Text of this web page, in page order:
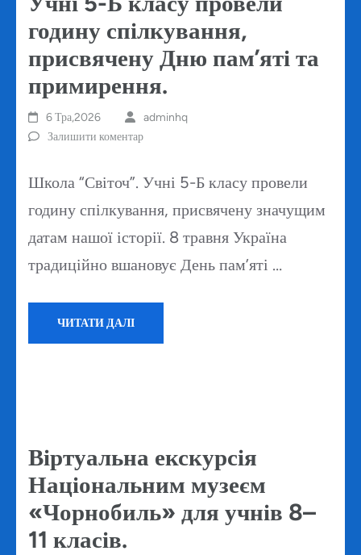
годину спілкування,
присвячену Дню пам’яті та
примирення.
6 Тра,2026
adminhq
Залишити коментар
Школа “Світоч”. Учні 5-Б класу провели
годину спілкування, присвячену значущим
датам нашої історії. 8 травня Україна
традиційно вшановує День пам’яті …
ЧИТАТИ ДАЛІ
Віртуальна екскурсія
Національним музеєм
«Чорнобиль» для учнів 8–
11 класів.